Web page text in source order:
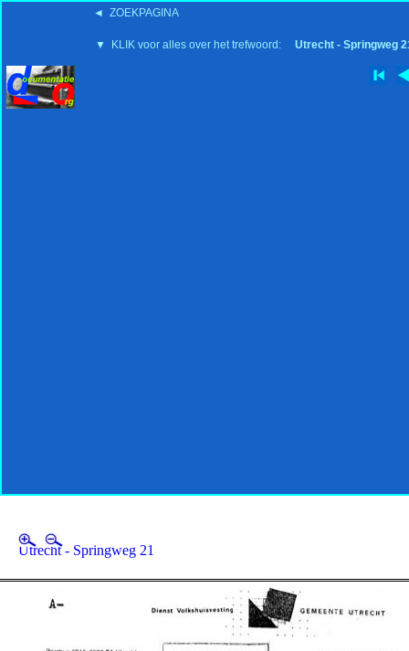
◄ ZOEKPAGINA
▼ KLIK voor alles over het trefwoord: Utrecht - Springweg
Utrecht - Springweg 21
'15:19 19-2-2008